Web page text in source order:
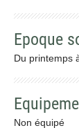
Epoque
Du printemps
Non équipé